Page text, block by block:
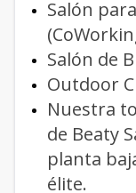
Salón
Salón de
Outdoor
Nuestra
de Beaty
planta
élite.